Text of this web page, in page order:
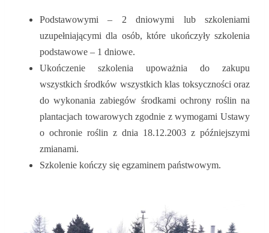
Podstawowymi – 2 dniowymi lub szkoleniami
uzupełniającymi dla osób, które ukończyły szkolenia
podstawowe – 1 dniowe.
Ukończenie szkolenia upoważnia do zakupu
wszystkich środków wszystkich klas toksyczności oraz
do wykonania zabiegów środkami ochrony roślin na
plantacjach towarowych zgodnie z wymogami Ustawy
o ochronie roślin z dnia 18.12.2003 z późniejszymi
zmianami.
Szkolenie kończy się egzaminem państwowym.